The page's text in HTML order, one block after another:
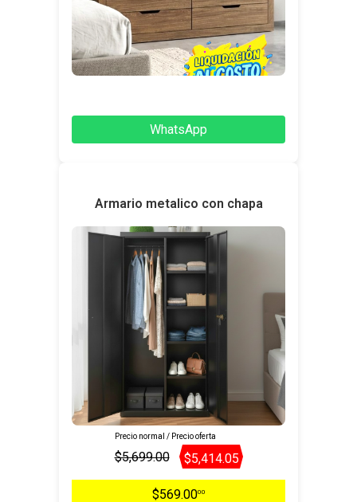
WhatsApp
Armario metalico con chapa
Precio normal / Precio oferta
$5,699.00 $5,414.05
$569.0000